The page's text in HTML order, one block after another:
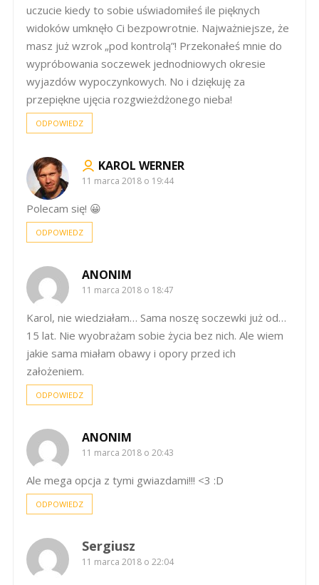
uczucie kiedy to sobie uświadomiłeś ile pięknych
widoków umknęło Ci bezpowrotnie. Najważniejsze, że
masz już wzrok „pod kontrolą”! Przekonałeś mnie do
wypróbowania soczewek jednodniowych okresie
wyjazdów wypoczynkowych. No i dziękuję za
przepiękne ujęcia rozgwieżdżonego nieba!
ODPOWIEDZ
KAROL WERNER
11 marca 2018 o 19:44
Polecam się! 😀
ODPOWIEDZ
ANONIM
11 marca 2018 o 18:47
Karol, nie wiedziałam… Sama noszę soczewki już od…
15 lat. Nie wyobrażam sobie życia bez nich. Ale wiem
jakie sama miałam obawy i opory przed ich
założeniem.
ODPOWIEDZ
ANONIM
11 marca 2018 o 20:43
Ale mega opcja z tymi gwiazdami!!! <3 :D
ODPOWIEDZ
Sergiusz
11 marca 2018 o 22:04